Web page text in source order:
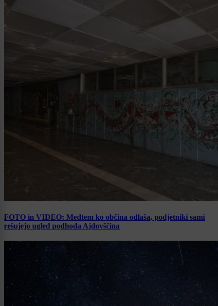
FOTO in VIDEO: Medtem ko občina odlaša, podjetniki sami
rešujejo ugled podhoda Ajdovščina